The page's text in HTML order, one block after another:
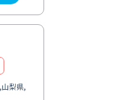
梨県,